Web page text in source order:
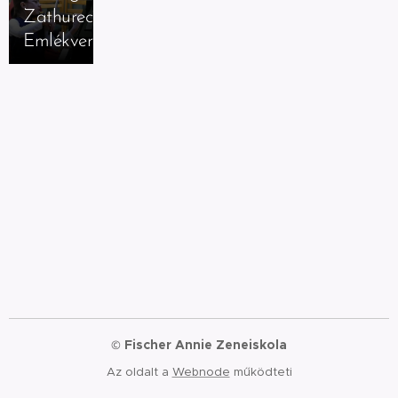
Zathureczky
Emlékverseny
© Fischer Annie Zeneiskola
Az oldalt a Webnode működteti